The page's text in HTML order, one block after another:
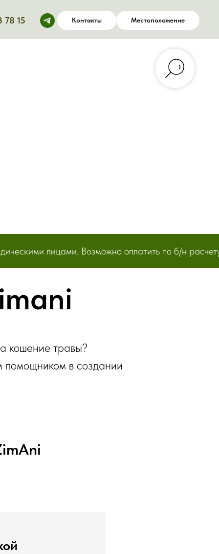
78 15 Контакты Местоположение
лицами. Возможно оплатить по б/н расчету.
кошение травы?
в создании